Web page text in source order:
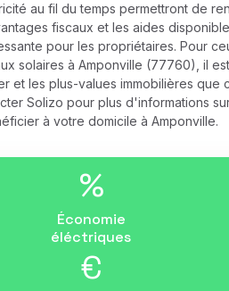
au fil du temps permettront de
fiscaux et les aides
pour les propriétaires. Pour
solaires à Amponville (77760), il
et les plus-values immobilières que
Solizo pour plus d'informations
à votre domicile à Amponville.
%
Économie
éléctriques
€